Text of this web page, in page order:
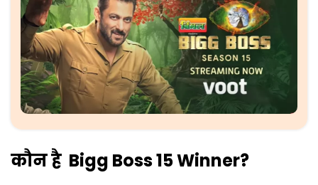
कौन है Bigg Boss 15 Winner?